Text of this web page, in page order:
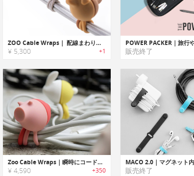
ZOO Cable Wraps｜ 配線まわりに癒しを。猫と犬のキュートなケーブル整理グッズ
¥ 5,300 +1 販売終了
Zoo Cable Wraps｜瞬時にコードを束ねられるアニマルデザインケーブルオーガナイザー「ズーケーブルラップ」
¥ 4,590 +350 販売終了